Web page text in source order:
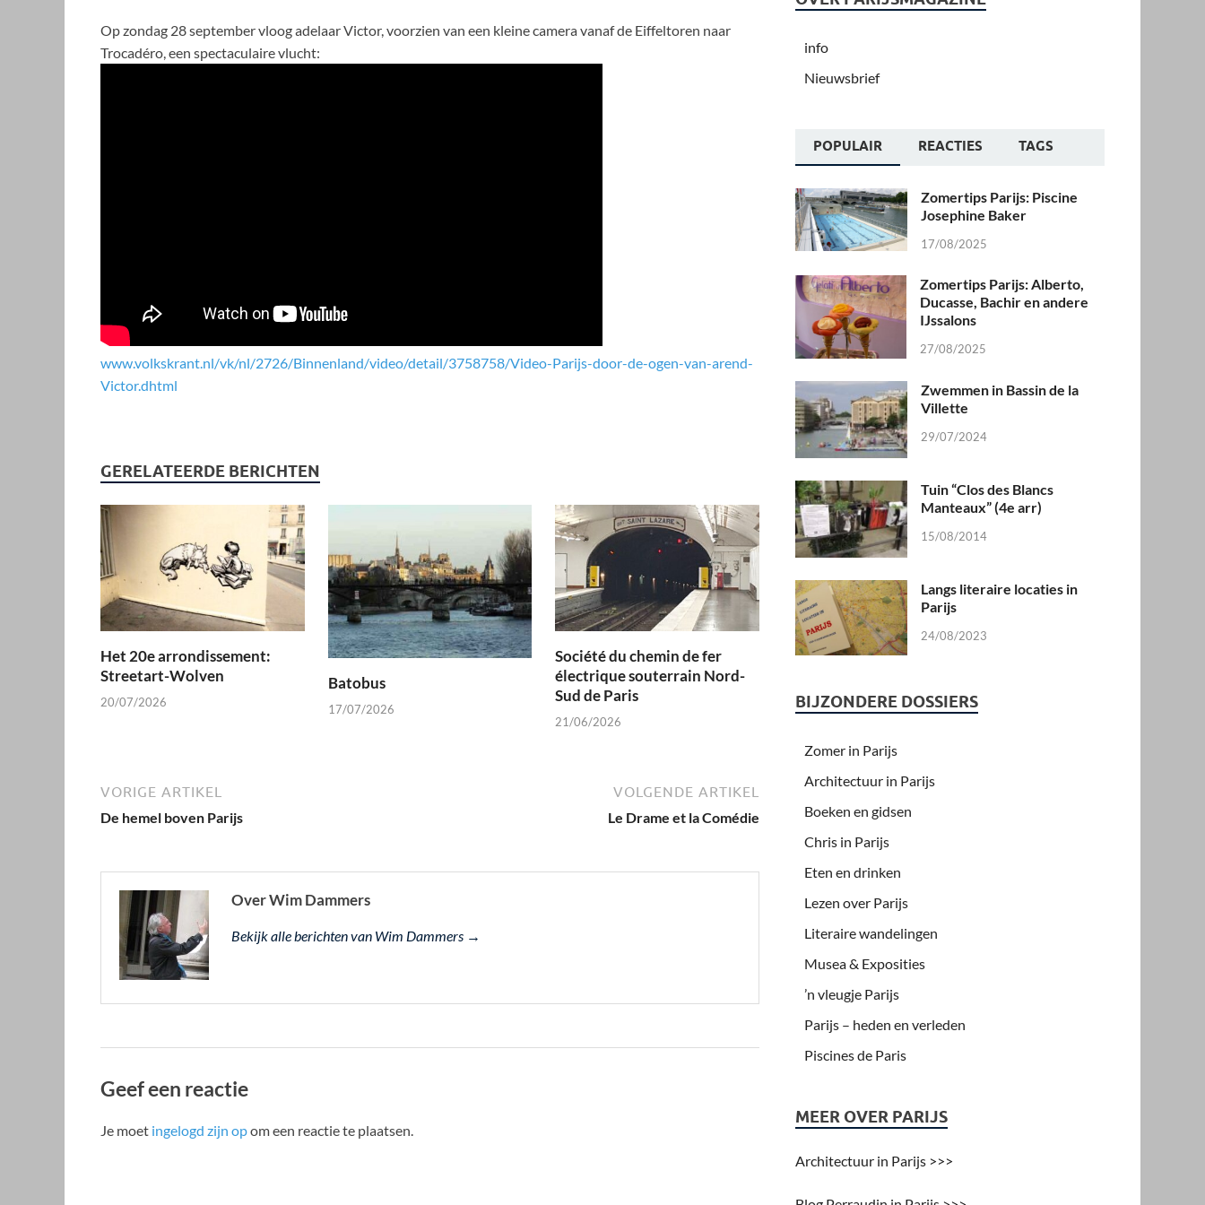
Op zondag 28 september vloog adelaar Victor, voorzien van een kleine camera vanaf de Eiffeltoren naar
Trocadéro, een spectaculaire vlucht:
www.volkskrant.nl/vk/nl/2726/Binnenland/video/detail/3758758/Video-Parijs-door-de-ogen-van-arend-
Victor.dhtml
GERELATEERDE BERICHTEN
Het 20e arrondissement:
Streetart-Wolven
20/07/2026
Batobus
17/07/2026
Société du chemin de fer
électrique souterrain Nord-
Sud de Paris
21/06/2026
VORIGE ARTIKEL
De hemel boven Parijs
VOLGENDE ARTIKEL
Le Drame et la Comédie
Over Wim Dammers
Bekijk alle berichten van Wim Dammers →
Geef een reactie
Je moet ingelogd zijn opom een reactie te plaatsen.
info
Nieuwsbrief
POPULAIR REACTIES TAGS
Zomertips Parijs: Piscine
Josephine Baker
17/08/2025
Zomertips Parijs: Alberto,
Ducasse, Bachir en andere
IJssalons
27/08/2025
Zwemmen in Bassin de la
Villette
29/07/2024
Tuin “Clos des Blancs
Manteaux” (4e arr)
15/08/2014
Langs literaire locaties in
Parijs
24/08/2023
BIJZONDERE DOSSIERS
Zomer in Parijs
Architectuur in Parijs
Boeken en gidsen
Chris in Parijs
Eten en drinken
Lezen over Parijs
Literaire wandelingen
Musea & Exposities
’n vleugje Parijs
Parijs – heden en verleden
Piscines de Paris
MEER OVER PARIJS
Architectuur in Parijs >>>